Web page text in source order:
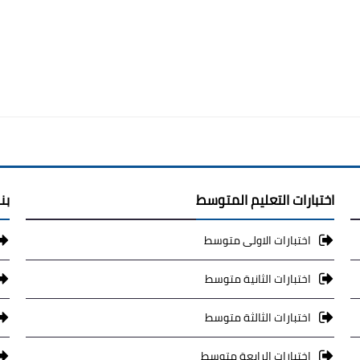
اختبارات التعليم المتوسط
اختبارات الاولى متوسط
اختبارات الثانية متوسط
اختبارات الثالثة متوسط